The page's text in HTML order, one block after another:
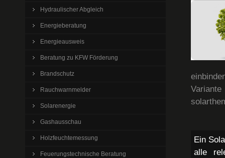
Ein
alle
Hydraulischer Abgleich
Energieberatung
Energieausweis
Beratung zu KFW Förderung
Brandschutz
Rauchwarnmelder
Solarenergie
Gashausschau
Holzfeuchtemessung
Feuerungstechnische Beratung